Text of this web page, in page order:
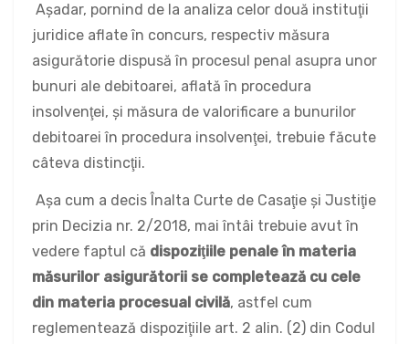
Aşadar, pornind de la analiza celor două instituţii
juridice aflate în concurs, respectiv măsura
asigurătorie dispusă în procesul penal asupra unor
bunuri ale debitoarei, aflată în procedura
insolvenţei, şi măsura de valorificare a bunurilor
debitoarei în procedura insolvenţei, trebuie făcute
câteva distincţii.
Aşa cum a decis Înalta Curte de Casaţie şi Justiţie
prin Decizia nr. 2/2018, mai întâi trebuie avut în
vedere faptul că dispoziţiile penale în materia
măsurilor asigurătorii se completează cu cele
din materia procesual civilă, astfel cum
reglementează dispoziţiile art. 2 alin. (2) din Codul